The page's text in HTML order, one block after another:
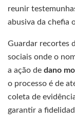
reunir
abusiva da chefia
Guardar recortes
sociais onde o
a ação de dano
o processo é de
coleta de
garantir a